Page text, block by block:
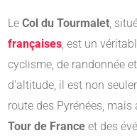
Le Col du Tourmalet,
françaises, est un
cyclisme, de randonnée
d’altitude, il est non
route des Pyrénées,
Tour de France et des